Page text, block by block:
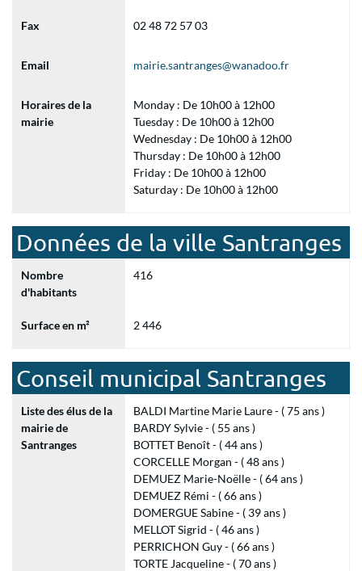
Fax 02 48 72 57 03
Email mairie.santranges@wanadoo.fr
Horaires de la
mairie
Monday : De 10h00 à 12h00
Tuesday : De 10h00 à 12h00
Wednesday : De 10h00 à 12h00
Thursday : De 10h00 à 12h00
Friday : De 10h00 à 12h00
Saturday : De 10h00 à 12h00
Données de la ville Santranges
Nombre
d'habitants
416
Surface en m² 2 446
Conseil municipal Santranges
Liste des élus de la
mairie de
Santranges
BALDI Martine Marie Laure - ( 75 ans )
BARDY Sylvie - ( 55 ans )
BOTTET Benoît - ( 44 ans )
CORCELLE Morgan - ( 48 ans )
DEMUEZ Marie-Noëlle - ( 64 ans )
DEMUEZ Rémi - ( 66 ans )
DOMERGUE Sabine - ( 39 ans )
MELLOT Sigrid - ( 46 ans )
PERRICHON Guy - ( 66 ans )
TORTE Jacqueline - ( 70 ans )